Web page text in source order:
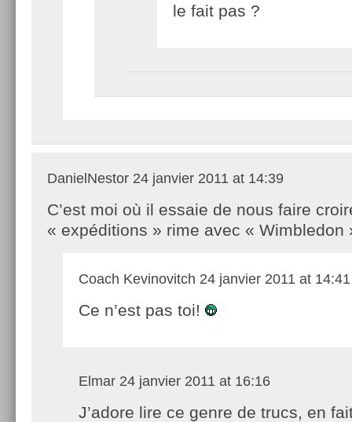
le fait pas ?
DanielNestor 24 janvier 2011 at 14:39
C’est moi où il essaie de nous faire
« expéditions » rime avec « Wimbledon
Coach Kevinovitch 24 janvier 2011 at 14:41
Ce n’est pas toi!
Elmar 24 janvier 2011 at 16:16
J’adore lire ce genre de trucs, en